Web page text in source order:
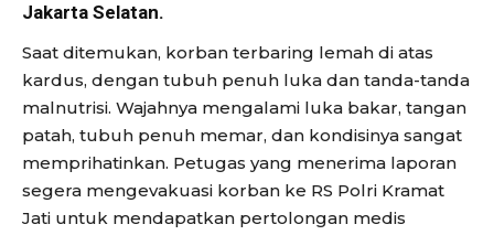
Jakarta Selatan.
Saat ditemukan, korban terbaring lemah di atas
kardus, dengan tubuh penuh luka dan tanda-tanda
malnutrisi. Wajahnya mengalami luka bakar, tangan
patah, tubuh penuh memar, dan kondisinya sangat
memprihatinkan. Petugas yang menerima laporan
segera mengevakuasi korban ke RS Polri Kramat
Jati untuk mendapatkan pertolongan medis